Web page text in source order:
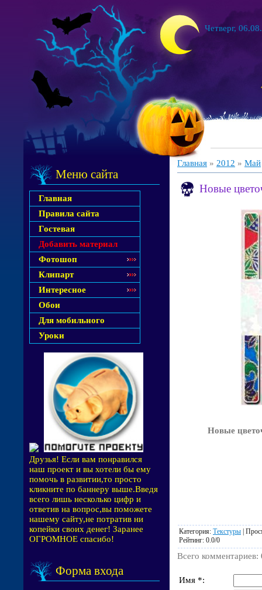
Четверг,
Меню сайта
Главная
Правила сайта
Гостевая
Добавить материал
Фотошоп
Клипарт
Интересное
Обои
Для мобильного
Уроки
Друзья! Если вам понравился
наш проект и вы хотели бы ему
помочь в развитии,то просто
кликните по баннеру выше.Введя
всего лишь несколько цифр и
ответив на вопрос,вы поможете
нашему сайту,не потратив ни
копейки своих денег! Заранее
ОГРОМНОЕ спасибо!
Форма входа
Главная » 2012 » Май
Новые
Новые
Категория: Текстуры |
Рейтинг: 0.0/0
Всего комментариев:
Имя *: